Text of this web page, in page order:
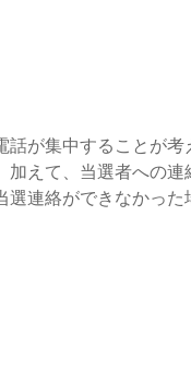
が集中することが
えて、当選者への
連絡ができなかっ